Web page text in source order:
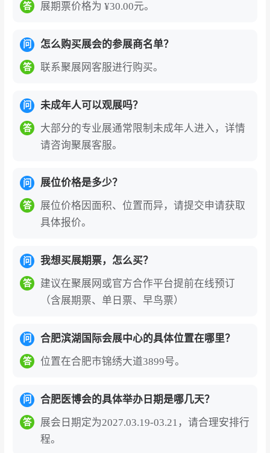
答 展期票价格为 ¥30.00元。
问 怎么购买展会的参展商名单？
答 联系聚展网客服进行购买。
问 未成年人可以观展吗？
答
大部分的专业展通常限制未成年人进入，详情
请咨询聚展客服。
问 展位价格是多少？
答
展位价格因面积、位置而异，请提交申请获取
具体报价。
问 我想买展期票，怎么买？
答
建议在聚展网或官方合作平台提前在线预订
（含展期票、单日票、早鸟票）
问 合肥滨湖国际会展中心的具体位置在哪里？
答 位置在合肥市锦绣大道3899号。
问 合肥医博会的具体举办日期是哪几天？
答
展会日期定为2027.03.19-03.21，请合理安排行
程。